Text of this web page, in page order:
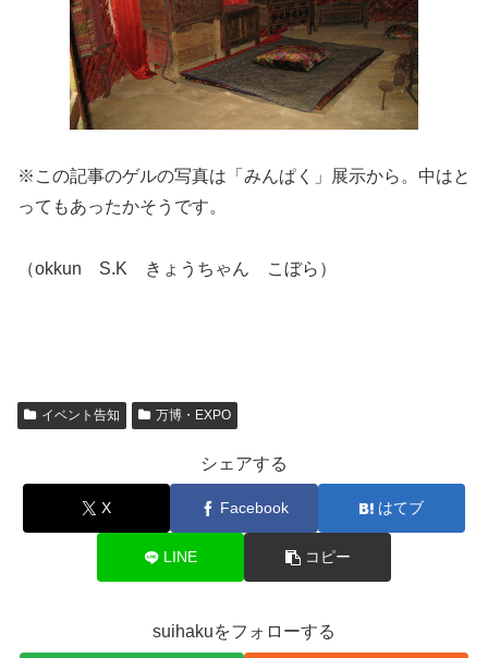
※この記事のゲルの写真は「みんぱく」展示から。中はと
ってもあったかそうです。
（okkun S.K きょうちゃん こぼら）
イベント告知 万博・EXPO
シェアする
X Facebook はてブ
LINE コピー
suihakuをフォローする